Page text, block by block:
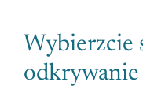
Wybierzcie
odkrywanie